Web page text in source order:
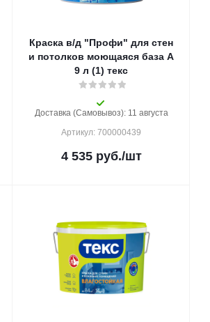
Краска в/д "Профи" для стен
и потолков моющаяся база A
9 л (1) текс
Доставка (Самовывоз): 11 августа
Артикул: 700000439
4 535руб./шт